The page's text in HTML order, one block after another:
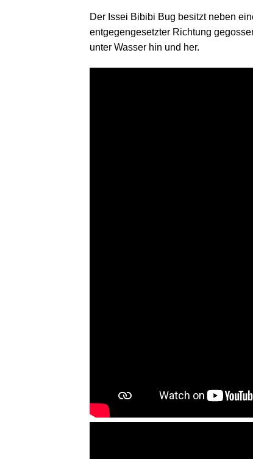
Der Issei Bibibi Bug besitzt neben
entgegengesetzter Richtung
unter Wasser hin und her.